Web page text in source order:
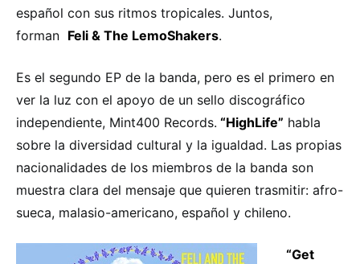
español con sus ritmos tropicales. Juntos,
forman Feli & The LemoShakers.
Es el segundo EP de la banda, pero es el primero en
ver la luz con el apoyo de un sello discográfico
independiente, Mint400 Records. “HighLife” habla
sobre la diversidad cultural y la igualdad. Las propias
nacionalidades de los miembros de la banda son
muestra clara del mensaje que quieren trasmitir: afro-
sueca, malasio-americano, español y chileno.
“Get